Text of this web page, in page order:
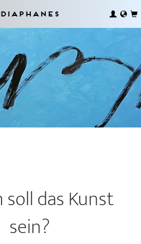
Diaphanes
das Kunst
sein?